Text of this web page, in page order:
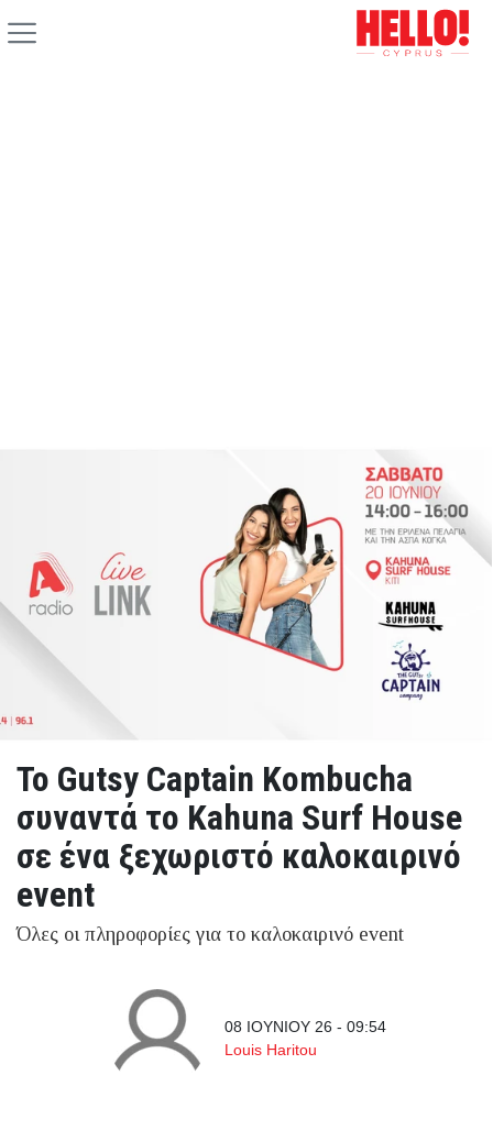
Το Gutsy Captain Kombucha
συναντά το Kahuna Surf House
σε ένα ξεχωριστό καλοκαιρινό
event
Όλες οι πληροφορίες για το καλοκαιρινό event
08 ΙΟΥΝΙΟΥ 26 - 09:54
Louis Haritou